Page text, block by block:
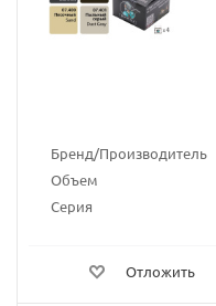
Бренд/Производитель
Объем
Серия
Отложить